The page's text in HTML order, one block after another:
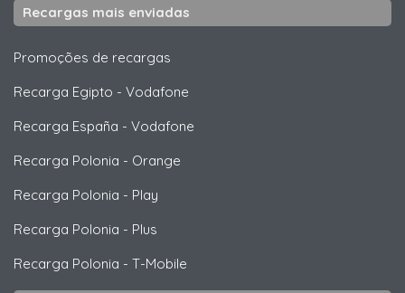
Recargas mais enviadas
Promoções de recargas
Recarga Egipto - Vodafone
Recarga España - Vodafone
Recarga Polonia - Orange
Recarga Polonia - Play
Recarga Polonia - Plus
Recarga Polonia - T-Mobile